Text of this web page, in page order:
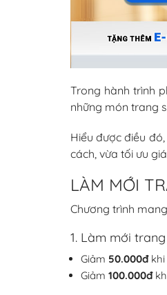
Trong hành trình
những món trang
Hiểu được điều
cách, vừa tối ưu
LÀM MỚI
Chương trình
1. Làm mới
Giảm 50.000đkhi
Giảm 100.000đ